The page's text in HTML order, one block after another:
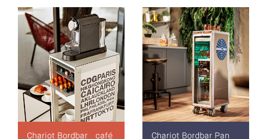
Chariot Bordbar _café Chariot Bordbar Pan